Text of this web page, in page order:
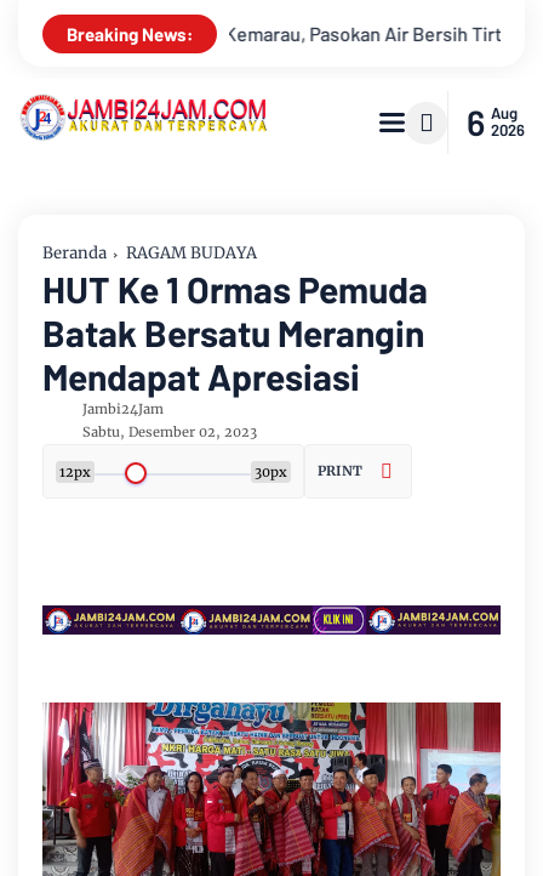
Breaking News:
Air Bersih Tirta Mayang Jambi Keruh Kajati Jambi dan
6 Aug
2026
Beranda RAGAM BUDAYA
HUT Ke 1 Ormas Pemuda
Batak Bersatu Merangin
Mendapat Apresiasi
Jambi24Jam
Sabtu, Desember 02, 2023
12px 30px PRINT